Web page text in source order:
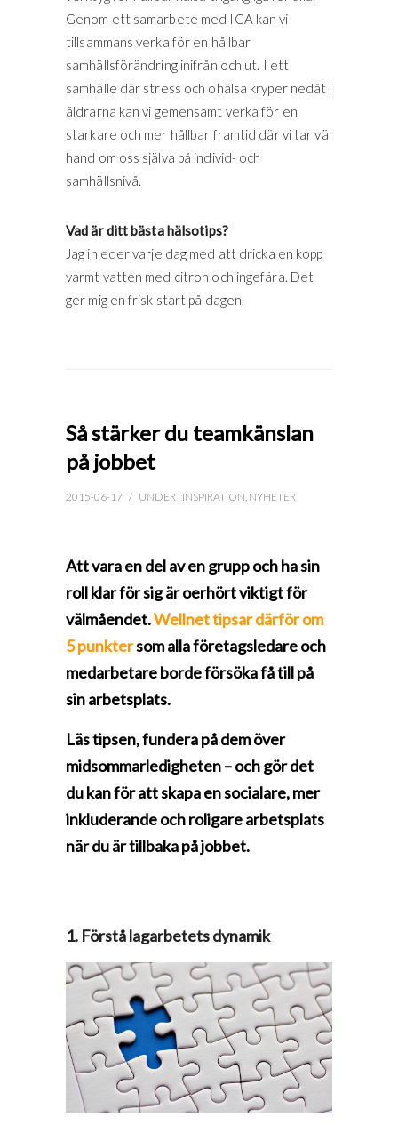
Genom ett samarbete med ICA kan vi
tillsammans verka för en hållbar
samhällsförändring inifrån och ut. I ett
samhälle där stress och ohälsa kryper nedåt i
åldrarna kan vi gemensamt verka för en
starkare och mer hållbar framtid där vi tar väl
hand om oss själva på individ- och
samhällsnivå.
Vad är ditt bästa hälsotips?
Jag inleder varje dag med att dricka en kopp
varmt vatten med citron och ingefära. Det
ger mig en frisk start på dagen.
Så stärker du teamkänslan
på jobbet
2015-06-17 / UNDER : INSPIRATION NYHETER
Att vara en del av en grupp och ha sin
roll klar för sig är oerhört viktigt för
välmåendet.Wellnet tipsar därför om
5 punktersom allaföretagsledare och
medarbetare borde försöka få till på
sin arbetsplats.
Läs tipsen, fundera på dem över
midsommarledigheten – och gör det
du kan för att skapa en socialare, mer
inkluderande och roligare arbetsplats
när du är tillbaka på jobbet.
1. Förstå lagarbetets dynamik